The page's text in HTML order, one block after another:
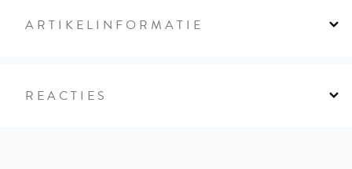
ARTIKELINFORMATIE
REACTIES